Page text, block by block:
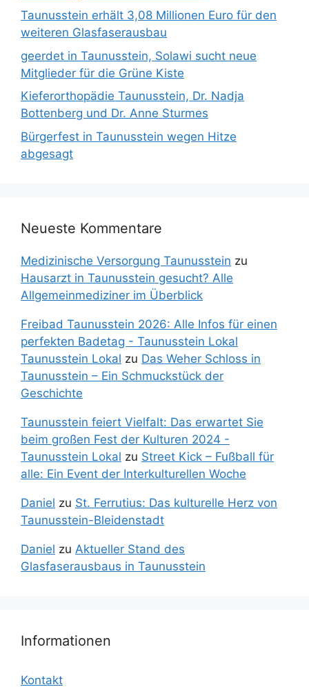
Taunusstein erhält 3,08 Millionen Euro für den
weiteren Glasfaserausbau
geerdet in Taunusstein, Solawi sucht neue
Mitglieder für die Grüne Kiste
Kieferorthopädie Taunusstein, Dr. Nadja
Bottenberg und Dr. Anne Sturmes
Bürgerfest in Taunusstein wegen Hitze
abgesagt
Neueste Kommentare
Medizinische Versorgung Taunusstein zu
Hausarzt in Taunusstein gesucht? Alle
Allgemeinmediziner im Überblick
Freibad Taunusstein 2026: Alle Infos für einen
perfekten Badetag - Taunusstein Lokal
Taunusstein Lokal zu Das Weher Schloss in
Taunusstein – Ein Schmuckstück der
Geschichte
Taunusstein feiert Vielfalt: Das erwartet Sie
beim großen Fest der Kulturen 2024 -
Taunusstein Lokal zu Street Kick – Fußball für
alle: Ein Event der Interkulturellen Woche
Daniel zu St. Ferrutius: Das kulturelle Herz von
Taunusstein-Bleidenstadt
Daniel zu Aktueller Stand des
Glasfaserausbaus in Taunusstein
Informationen
Kontakt